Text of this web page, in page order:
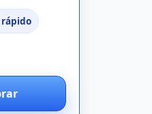
rápido